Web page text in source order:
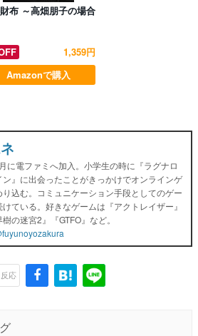
布 ～高畑朋子の場合
1,359円
Amazonで購入
に電ファミへ加入。小学生の時に『ラグナロ
ン』に出会ったことがきっかけでオンラインゲ
り込む。コミュニケーション手段としてのゲー
けている。好きなゲームは『アクトレイザー』
樹の迷宮2』『GTFO』など。
反応